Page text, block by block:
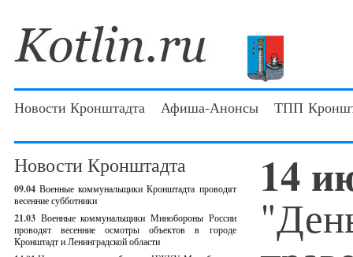
Новости Кронштадта Афиша-Анонсы ТПП
Новости Кронштадта
09.04 Военные коммунальщики Кронштадта проводят
весенние субботники
21.03 Военные коммунальщики Минобороны России
проводят весенние осмотры объектов в городе
Кронштадт и Ленинградской области
14